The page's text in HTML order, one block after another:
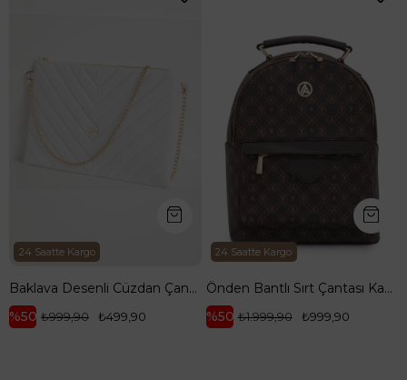
24 Saatte Kargo
Baklava Desenli Cüzdan Çanta-Beyaz ARM143
%50
₺499,90
₺999,90
24 Saatte Kargo
Önden Bantlı Sırt Çantası Kahverengi ARM 165
%50
₺999,90
₺1.999,90